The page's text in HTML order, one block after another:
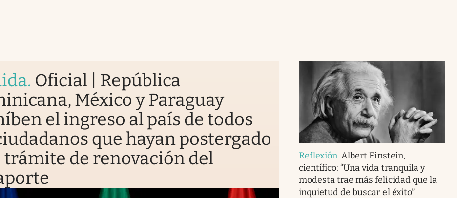
. Oficial | República
México y Paraguay
el ingreso al país de todos
que hayan postergado
trámite de renovación del
Reflexión.Albert Einstein,
científico: “Una vida tranquila y
modesta trae más felicidad que la
inquietud de buscar el éxito”